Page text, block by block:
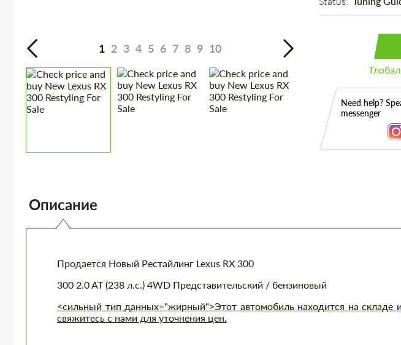
1 2 3 4 5 6 7 8 9 10
Need help?
messenger
Описание
Продается Новый Рестайлинг Lexus RX 300
300 2.0 AT (238 л.с.) 4WD Представительский / бензиновый
<сильный тип данных="жирный">Этот автомобиль находится на складе
свяжитесь с нами для уточнения цен.